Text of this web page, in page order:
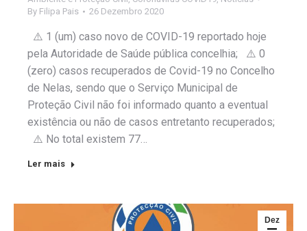
By Filipa Pais 26 Dezembro 2020
⚠️ 1 (um) caso novo de COVID-19 reportado hoje
pela Autoridade de Saúde pública concelhia; ⚠️ 0
(zero) casos recuperados de Covid-19 no Concelho
de Nelas, sendo que o Serviço Municipal de
Proteção Civil não foi informado quanto a eventual
existência ou não de casos entretanto recuperados;
⚠️ No total existem 77…
Ler mais
Dez